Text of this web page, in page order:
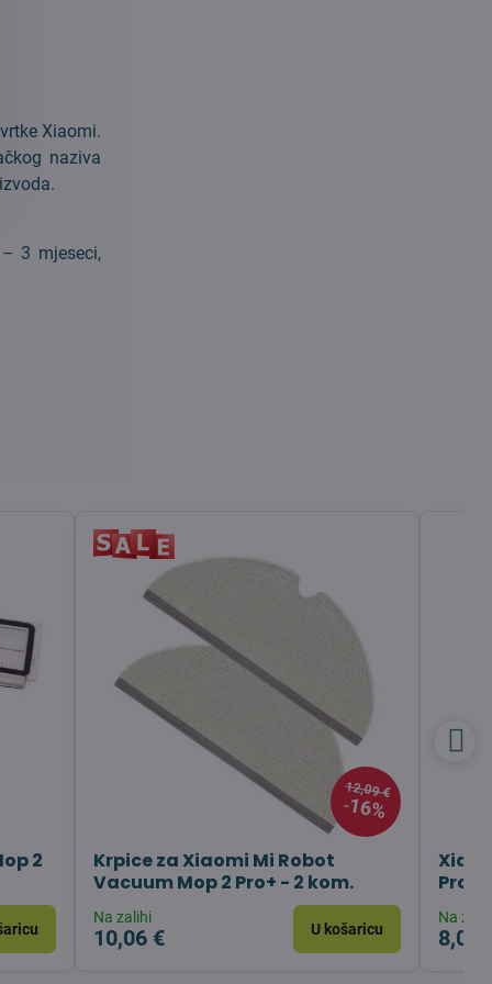
Xiaomi.
naziva
3 mjeseci,
2
12,09 €
16%
Krpice za Xiaomi Mi Robot
Vacuum Mop 2 Pro+ - 2 kom.
Na zalihi
10,06 € U košaricu
Pro+
Na
8,03